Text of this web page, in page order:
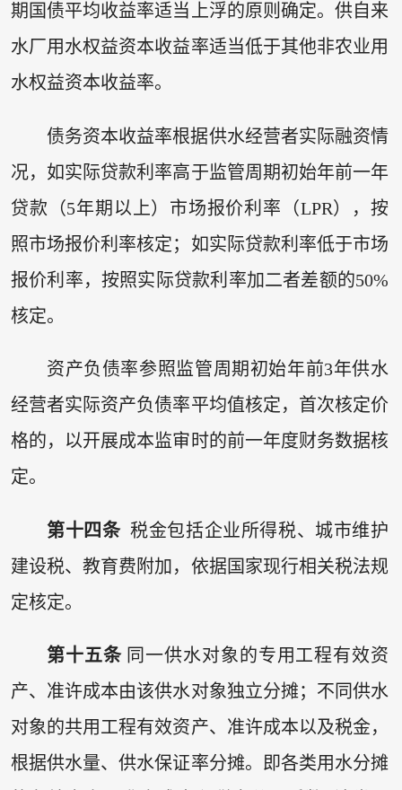
期国债平均收益率适当上浮的原则确定。供自来
水厂用水权益资本收益率适当低于其他非农业用
水权益资本收益率。
债务资本收益率根据供水经营者实际融资情
况，如实际贷款利率高于监管周期初始年前一年
贷款（5年期以上）市场报价利率（LPR），按
照市场报价利率核定；如实际贷款利率低于市场
报价利率，按照实际贷款利率加二者差额的50%
核定。
资产负债率参照监管周期初始年前3年供水
经营者实际资产负债率平均值核定，首次核定价
格的，以开展成本监审时的前一年度财务数据核
定。
第十四条税金包括企业所得税、城市维护
建设税、教育费附加，依据国家现行相关税法规
定核定。
第十五条同一供水对象的专用工程有效资
产、准许成本由该供水对象独立分摊；不同供水
对象的共用工程有效资产、准许成本以及税金，
根据供水量、供水保证率分摊。即各类用水分摊